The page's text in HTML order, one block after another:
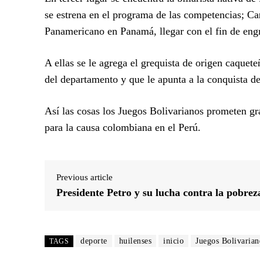
se estrena en el programa de las competencias;
Panamericano en Panamá, llegar con el fin de
A ellas se le agrega el grequista de origen
del departamento y que le apunta a la conquista
Así las cosas los Juegos Bolivarianos prometen
para la causa colombiana en el Perú.
Previous article
Presidente Petro y su lucha contra la
TAGS deporte huilenses inicio Juegos